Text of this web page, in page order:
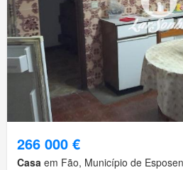
266 000 €
Casa em Fão, Município de